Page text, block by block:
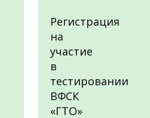
Регистрация
на
участие
в
тестировании
ВФСК
«ГТО»